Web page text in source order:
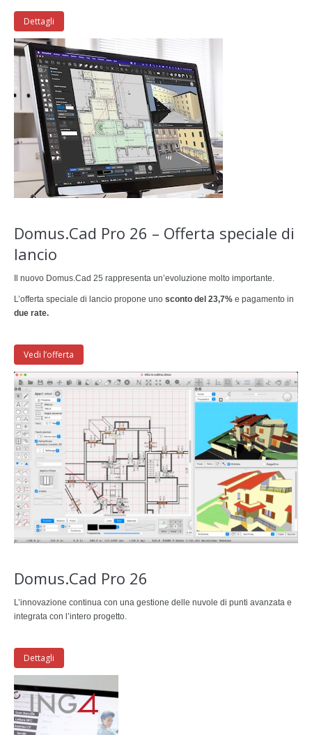
Dettagli
Domus.Cad Pro 26 – Offerta speciale di
lancio
Il nuovo Domus.Cad 25 rappresenta un’evoluzione molto importante.
L’offerta speciale di lancio propone uno sconto del 23,7% e pagamento in
due rate.
Vedi l’offerta
Domus.Cad Pro 26
L’innovazione continua con una gestione delle nuvole di punti avanzata e
integrata con l’intero progetto.
Dettagli